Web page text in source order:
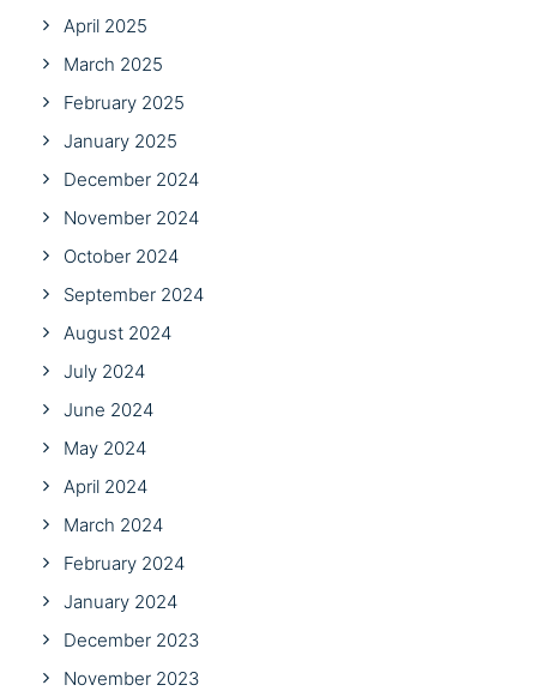
April 2025
March 2025
February 2025
January 2025
December 2024
November 2024
October 2024
September 2024
August 2024
July 2024
June 2024
May 2024
April 2024
March 2024
February 2024
January 2024
December 2023
November 2023